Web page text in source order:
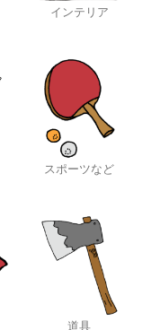
インテリア
スポーツなど
道具